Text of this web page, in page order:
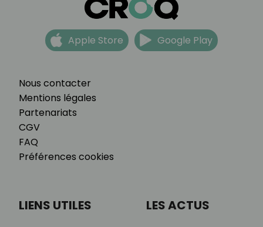
Nous contacter
Mentions légales
Partenariats
CGV
FAQ
Préférences cookies
Apple Store Google Play
LIENS UTILES LES ACTUS